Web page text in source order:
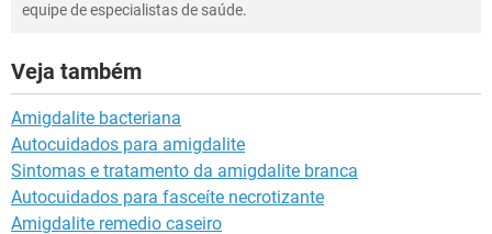
equipe de especialistas de saúde.
Veja também
Amigdalite bacteriana
Autocuidados para amigdalite
Sintomas e tratamento da amigdalite branca
Autocuidados para fasceíte necrotizante
Amigdalite remedio caseiro